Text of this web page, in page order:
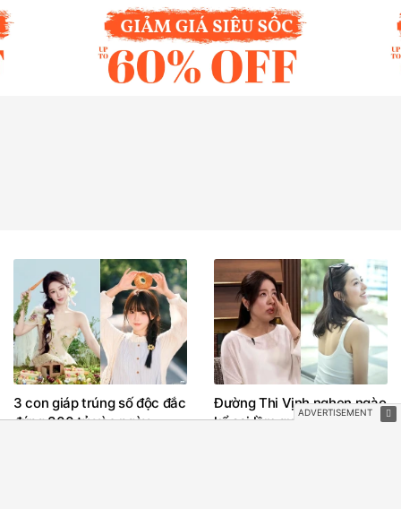
3 con giáp trúng số độc đắc
đúng 300 tỷ vào ngày
Đường Thi Vịnh nghẹn ngào
kể sai lầm quá khứ, hé lộ lý